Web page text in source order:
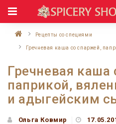
Рецепты со специями
Гречневая каша со спаржей,
Гречневая каша
паприкой,
и адыгейским
Ольга Ковмир